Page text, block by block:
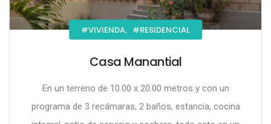
#VIVIENDA, #RESIDENCIAL
Casa Manantial
En un terreno de 10.00 x 20.00 metros y con un
programa de 3 recámaras, 2 baños, estancia, cocina